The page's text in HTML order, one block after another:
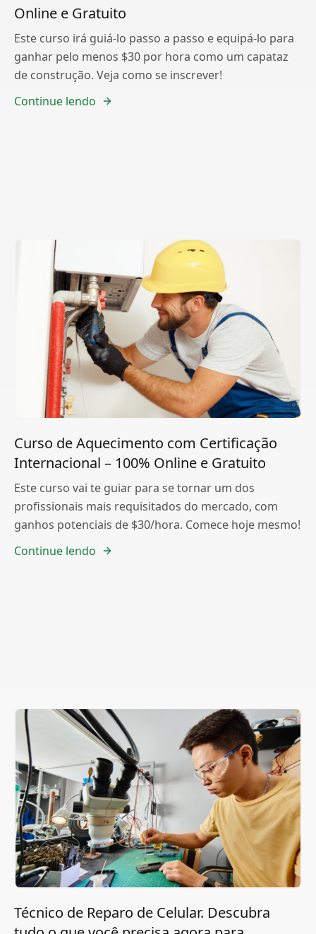
Online e Gratuito
Este curso irá guiá-lo passo a passo e equipá-lo para
ganhar pelo menos $30 por hora como um capataz
de construção. Veja como se inscrever!
Continue lendo
Curso de Aquecimento com Certificação
Internacional – 100% Online e Gratuito
Este curso vai te guiar para se tornar um dos
profissionais mais requisitados do mercado, com
ganhos potenciais de $30/hora. Comece hoje mesmo!
Continue lendo
Técnico de Reparo de Celular. Descubra